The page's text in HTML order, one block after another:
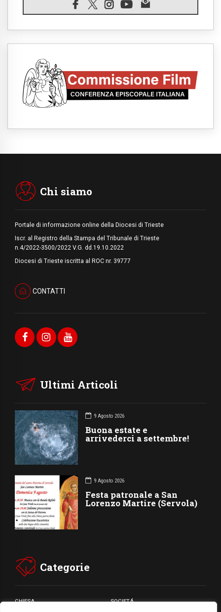
Russia e Ucraina
Tra Tolkien e Leone, un convegno su
09.08.2026
Indonesia, un dollaro per la costruzione di
219 Chiese
Chi siamo
Portale di informazione online della Diocesi di Trieste
Iscr. al Registro della Stampa del Tribunale di Trieste
n.4/2022-3500/2022 V.G. dd.19.10.2022
Diocesi di Trieste iscritta al ROC nr. 39777
CONTATTI
Ultimi Articoli
9 Agosto 2026
Buona estate e
arrivederci a settembre!
9 Agosto 2026
Festa patronale a San
Lorenzo Martire (Servola)
Categorie
CHIESA SOCIETÁ